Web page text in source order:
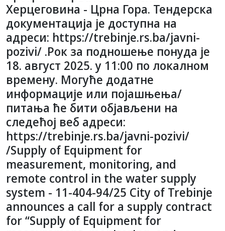
Херцеговина - Црна Гора. Тендерска
документација је доступна на
адреси: https://trebinje.rs.ba/javni-
pozivi/ .Рок за подношење понуда је
18. август 2025. у 11:00 по локалном
времену. Могуће додатне
информације или појашњења/
питања ће бити објављени на
следећој веб адреси:
https://trebinje.rs.ba/javni-pozivi/
/Supply of Equipment for
measurement, monitoring, and
remote control in the water supply
system - 11-404-94/25 City of Trebinje
announces a call for a supply contract
for “Supply of Equipment for